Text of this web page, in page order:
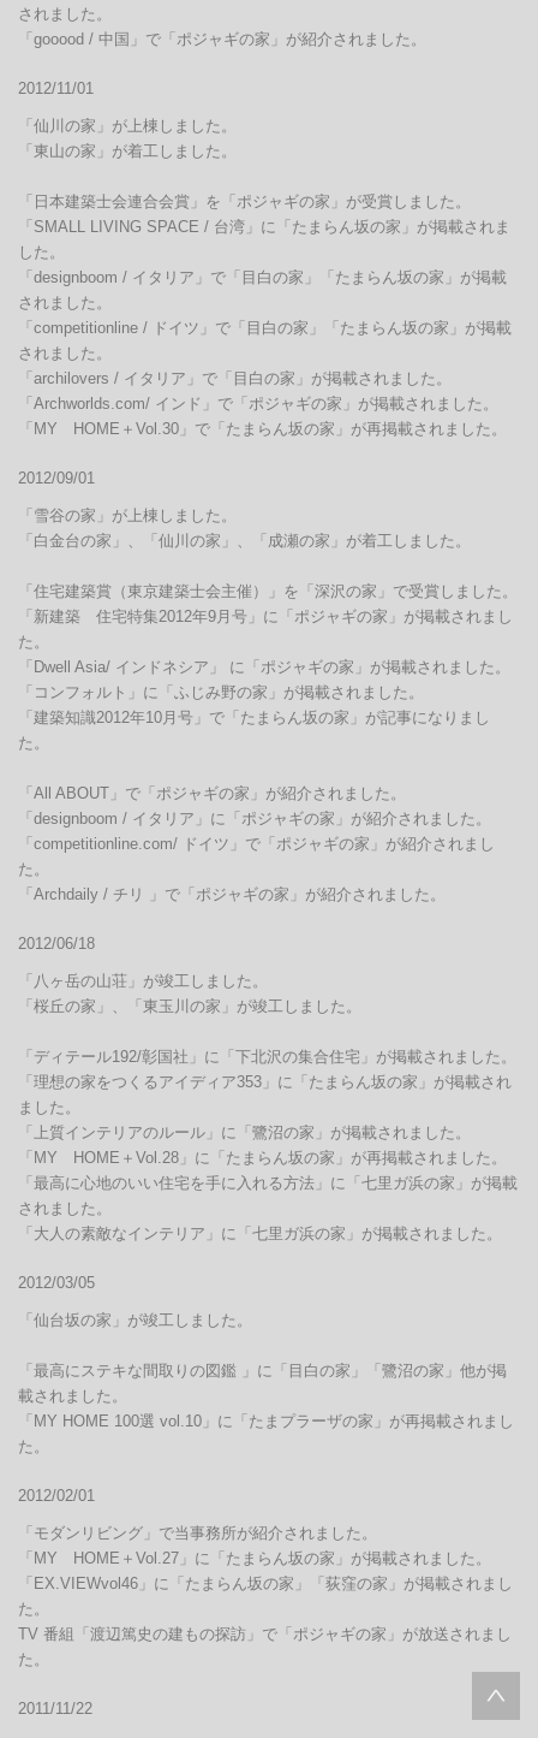
されました。
「gooood / 中国」で「ポジャギの家」が紹介されました。
2012/11/01
「仙川の家」が上棟しました。
「東山の家」が着工しました。
「日本建築士会連合会賞」を「ポジャギの家」が受賞しました。
「SMALL LIVING SPACE / 台湾」に「たまらん坂の家」が掲載されま
した。
「designboom / イタリア」で「目白の家」「たまらん坂の家」が掲載
されました。
「competitionline / ドイツ」で「目白の家」「たまらん坂の家」が掲載
されました。
「archilovers / イタリア」で「目白の家」が掲載されました。
「Archworlds.com/ インド」で「ポジャギの家」が掲載されました。
「MY　HOME＋Vol.30」で「たまらん坂の家」が再掲載されました。
2012/09/01
「雪谷の家」が上棟しました。
「白金台の家」、「仙川の家」、「成瀬の家」が着工しました。
「住宅建築賞（東京建築士会主催）」を「深沢の家」で受賞しました。
「新建築　住宅特集2012年9月号」に「ポジャギの家」が掲載されまし
た。
「Dwell Asia/ インドネシア」 に「ポジャギの家」が掲載されました。
「コンフォルト」に「ふじみ野の家」が掲載されました。
「建築知識2012年10月号」で「たまらん坂の家」が記事になりまし
た。
「All ABOUT」で「ポジャギの家」が紹介されました。
「designboom / イタリア」に「ポジャギの家」が紹介されました。
「competitionline.com/ ドイツ」で「ポジャギの家」が紹介されまし
た。
「Archdaily / チリ 」で「ポジャギの家」が紹介されました。
2012/06/18
「八ヶ岳の山荘」が竣工しました。
「桜丘の家」、「東玉川の家」が竣工しました。
「ディテール192/彰国社」に「下北沢の集合住宅」が掲載されました。
「理想の家をつくるアイディア353」に「たまらん坂の家」が掲載され
ました。
「上質インテリアのルール」に「鷺沼の家」が掲載されました。
「MY　HOME＋Vol.28」に「たまらん坂の家」が再掲載されました。
「最高に心地のいい住宅を手に入れる方法」に「七里ガ浜の家」が掲載
されました。
「大人の素敵なインテリア」に「七里ガ浜の家」が掲載されました。
2012/03/05
「仙台坂の家」が竣工しました。
「最高にステキな間取りの図鑑 」に「目白の家」「鷺沼の家」他が掲
載されました。
「MY HOME 100選 vol.10」に「たまプラーザの家」が再掲載されまし
た。
2012/02/01
「モダンリビング」で当事務所が紹介されました。
「MY　HOME＋Vol.27」に「たまらん坂の家」が掲載されました。
「EX.VIEWvol46」に「たまらん坂の家」「荻窪の家」が掲載されまし
た。
TV 番組「渡辺篤史の建もの探訪」で「ポジャギの家」が放送されまし
た。
2011/11/22